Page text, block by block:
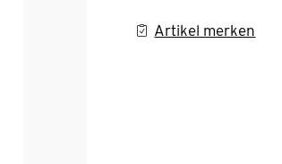
Artikel merken